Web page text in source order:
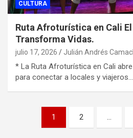
CULTURA
Ruta Afroturística en Cali
Transforma Vidas.
julio 17, 2026 Julián Andrés
* La Ruta Afroturística en Cali
para conectar a locales y viajeros…
Paginación
1 2 …